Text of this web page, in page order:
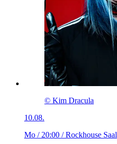
© Kim Dracula
10.08.
Mo / 20:00 / Rockhouse Saal